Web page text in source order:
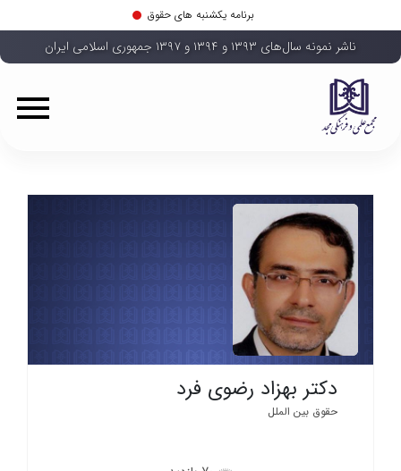
برنامه یکشنبه های حقوق
ناشر نمونه سال‌های ۱۳۹۳ و ۱۳۹۴ و ۱۳۹۷ جمهوری اسلامی ایران
دکتر بهزاد رضوی فرد
حقوق بین الملل